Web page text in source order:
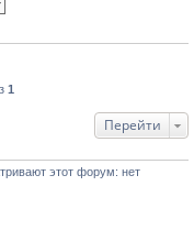
1
Перейти
этот форум: нет